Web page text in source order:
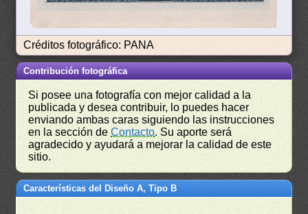
Créditos fotográfico: PANA
Contribución fotográfica
Si posee una fotografía con mejor calidad a la
publicada y desea contribuir, lo puedes hacer
enviando ambas caras siguiendo las instrucciones
en la sección deContacto. Su aporte será
agradecido y ayudará a mejorar la calidad de este
sitio.
Características del Diseño A, Tipo B